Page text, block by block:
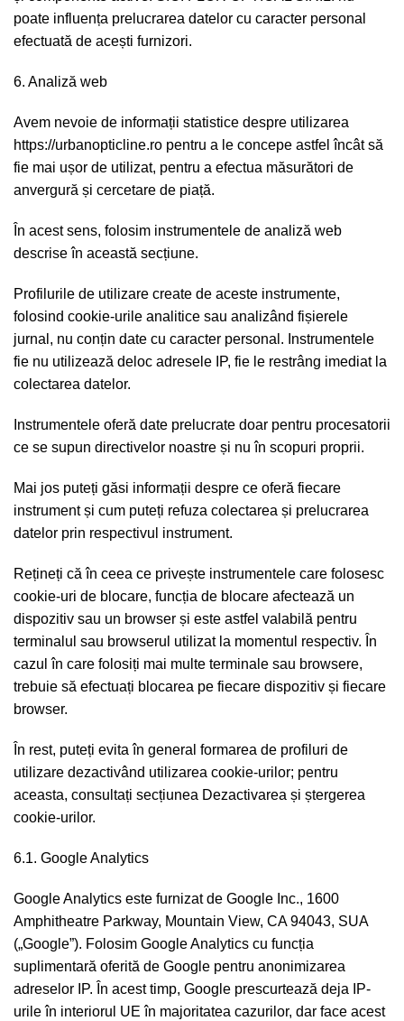
poate influența prelucrarea datelor cu caracter personal
efectuată de acești furnizori.
6. Analiză web
Avem nevoie de informații statistice despre utilizarea
https://urbanopticline.ro pentru a le concepe astfel încât să
fie mai ușor de utilizat, pentru a efectua măsurători de
anvergură și cercetare de piață.
În acest sens, folosim instrumentele de analiză web
descrise în această secțiune.
Profilurile de utilizare create de aceste instrumente,
folosind cookie-urile analitice sau analizând fișierele
jurnal, nu conțin date cu caracter personal. Instrumentele
fie nu utilizează deloc adresele IP, fie le restrâng imediat la
colectarea datelor.
Instrumentele oferă date prelucrate doar pentru procesatorii
ce se supun directivelor noastre și nu în scopuri proprii.
Mai jos puteți găsi informații despre ce oferă fiecare
instrument și cum puteți refuza colectarea și prelucrarea
datelor prin respectivul instrument.
Rețineți că în ceea ce privește instrumentele care folosesc
cookie-uri de blocare, funcția de blocare afectează un
dispozitiv sau un browser și este astfel valabilă pentru
terminalul sau browserul utilizat la momentul respectiv. În
cazul în care folosiți mai multe terminale sau browsere,
trebuie să efectuați blocarea pe fiecare dispozitiv și fiecare
browser.
În rest, puteți evita în general formarea de profiluri de
utilizare dezactivând utilizarea cookie-urilor; pentru
aceasta, consultați secțiunea Dezactivarea și ștergerea
cookie-urilor.
6.1. Google Analytics
Google Analytics este furnizat de Google Inc., 1600
Amphitheatre Parkway, Mountain View, CA 94043, SUA
(„Google”). Folosim Google Analytics cu funcția
suplimentară oferită de Google pentru anonimizarea
adreselor IP. În acest timp, Google prescurtează deja IP-
urile în interiorul UE în majoritatea cazurilor, dar face acest